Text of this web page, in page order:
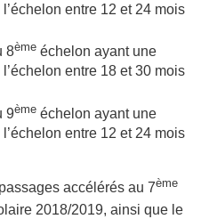
entre 12 et 24 mois
8ème échelon ayant une
entre 18 et 30 mois
9ème échelon ayant une
entre 12 et 24 mois
accélérés au 7ème
2018/2019, ainsi que le